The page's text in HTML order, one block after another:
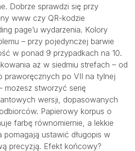
Dobrze sprawdzi się przy
www czy QR-kodzie
page’u wydarzenia. Kolory
– przy pojedynczej barwie
w ponad 9 przypadkach na 10.
aż w siedmiu strefach – od
praworęcznych po VII na tylnej
możesz stworzyć serię
wersji, dopasowanych
Papierowy korpus o
farbę równomiernie, a lekkie
pomagają ustawić długopis w
precyzją. Efekt końcowy?